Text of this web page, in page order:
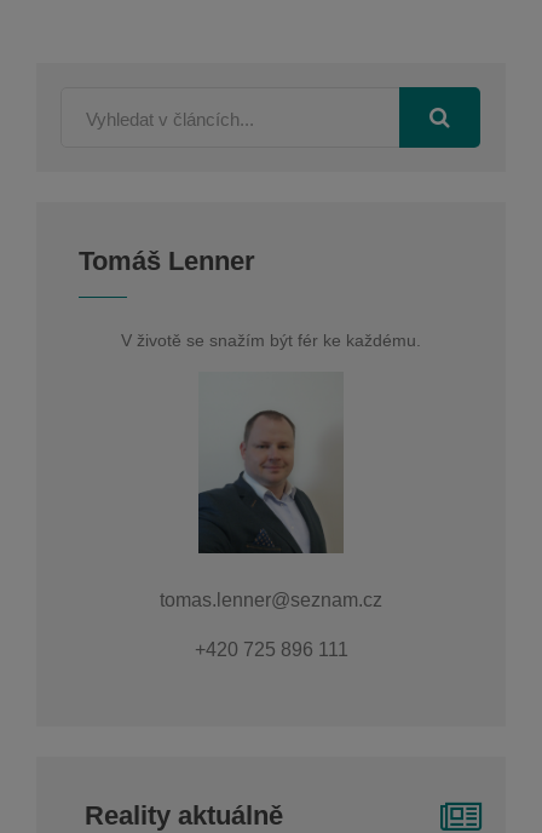
Tomáš Lenner
V životě se snažím být fér ke každému.
tomas.lenner@seznam.cz
+420 725 896 111
Reality aktuálně